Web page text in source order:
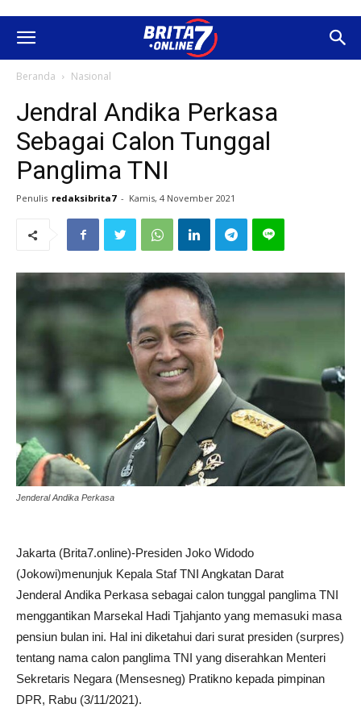
Beranda Nasional
Jendral Andika Perkasa
Sebagai Calon Tunggal
Panglima TNI
Penulis redaksibrita7 - Kamis, 4 November 2021
Jenderal Andika Perkasa
Jakarta (Brita7.online)-Presiden Joko Widodo
(Jokowi)menunjuk Kepala Staf TNI Angkatan Darat
Jenderal Andika Perkasa sebagai calon tunggal panglima TNI
menggantikan Marsekal Hadi Tjahjanto yang memasuki masa
pensiun bulan ini. Hal ini diketahui dari surat presiden (surpres)
tentang nama calon panglima TNI yang diserahkan Menteri
Sekretaris Negara (Mensesneg) Pratikno kepada pimpinan
DPR, Rabu (3/11/2021).